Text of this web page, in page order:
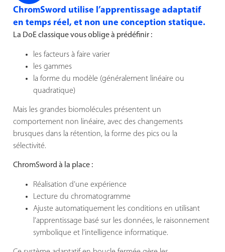
ChromSword utilise l’apprentissage adaptatif
en temps réel, et non une conception statique.
La DoE classique vous oblige à prédéfinir :
les facteurs à faire varier
les gammes
la forme du modèle (généralement linéaire ou
quadratique)
Mais les grandes biomolécules présentent un
comportement non linéaire, avec des changements
brusques dans la rétention, la forme des pics ou la
sélectivité.
ChromSword à la place :
Réalisation d’une expérience
Lecture du chromatogramme
Ajuste automatiquement les conditions en utilisant
l’apprentissage basé sur les données, le raisonnement
symbolique et l’intelligence informatique.